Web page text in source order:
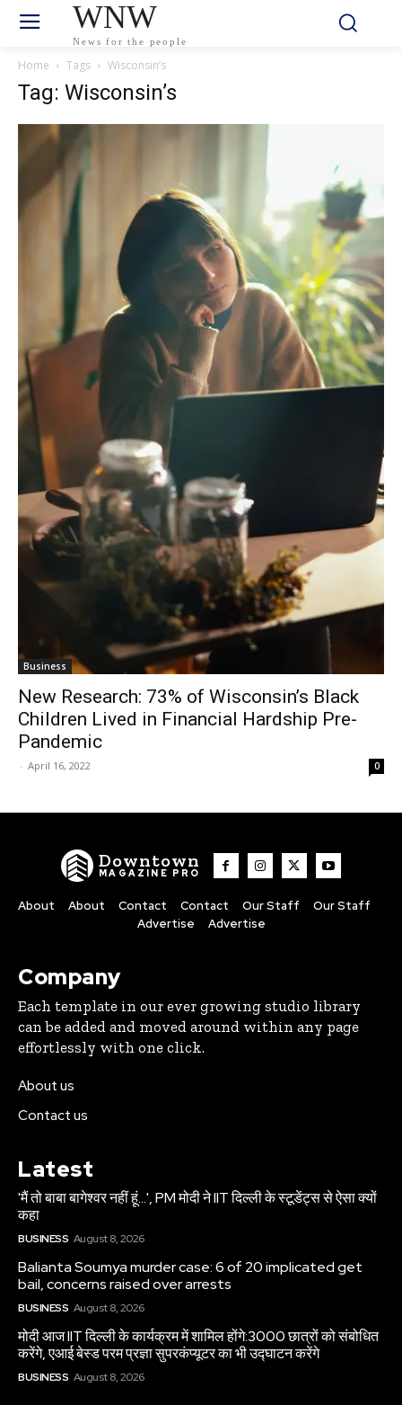
WNW
News for the people
Home Tags Wisconsin’s
Tag: Wisconsin’s
Business
New Research: 73% of Wisconsin’s Black
Children Lived in Financial Hardship Pre-
Pandemic
- April 16, 2022 0
Downtown
MAGAZINE PRO
About About Contact Contact Our Staff
Our Staff
Advertise
Advertise
Company
Each template in our ever growing studio library
can be added and moved around within any page
effortlessly with one click.
About us
Contact us
Latest
'मैं तो बाबा बागेश्वर नहीं हूं…', PM मोदी ने IIT दिल्ली के स्टूडेंट्स से ऐसा क्यों
कहा
BUSINESS August 8, 2026
Balianta Soumya murder case: 6 of 20 implicated get
bail, concerns raised over arrests
BUSINESS August 8, 2026
मोदी आज IIT दिल्ली के कार्यक्रम में शामिल होंगे:3000 छात्रों को संबोधित
करेंगे, एआई बेस्ड परम प्रज्ञा सुपरकंप्यूटर का भी उद्घाटन करेंगे
BUSINESS August 8, 2026